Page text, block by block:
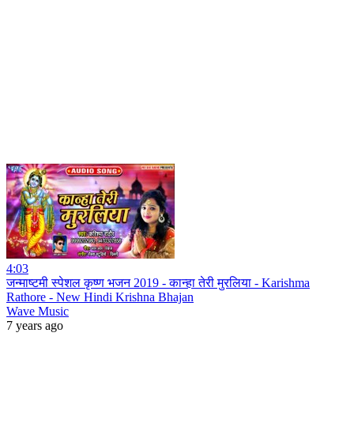
4:03
जन्माष्टमी स्पेशल कृष्ण भजन 2019 - कान्हा तेरी मुरलिया - Karishma
Rathore - New Hindi Krishna Bhajan
Wave Music
7 years ago